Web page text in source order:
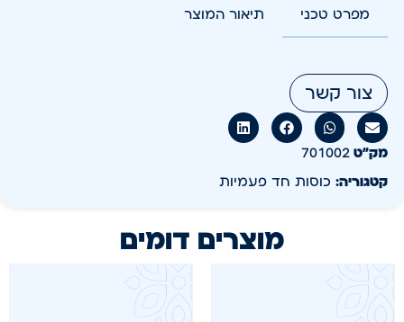
מפרט טכני תיאור המוצר
צור קשר
מק״ט 701002
קטגוריה: כוסות חד פעמיות
מוצרים דומים